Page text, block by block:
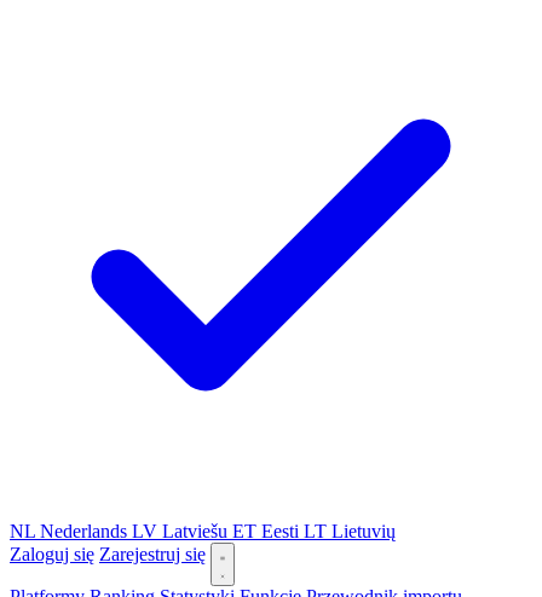
NL Nederlands LV Latviešu ET Eesti LT Lietuvių
Zaloguj się Zarejestruj się